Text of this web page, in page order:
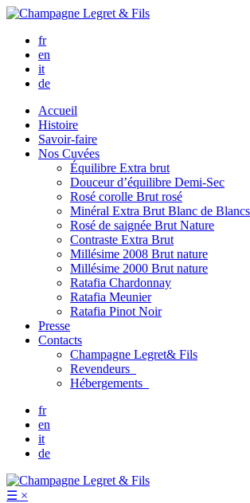
fr
en
it
de
Accueil
Histoire
Savoir-faire
Nos Cuvées
Équilibre Extra brut
Douceur d’équilibre Demi-Sec
Rosé corolle Brut rosé
Minéral Extra Brut Blanc de Blancs
Rosé de saignée Brut Nature
Contraste Extra Brut
Millésime 2008 Brut nature
Millésime 2000 Brut nature
Ratafia Chardonnay
Ratafia Meunier
Ratafia Pinot Noir
Presse
Contacts
Champagne Legret& Fils
Revendeurs
Hébergements
fr
en
it
de
☰ ×